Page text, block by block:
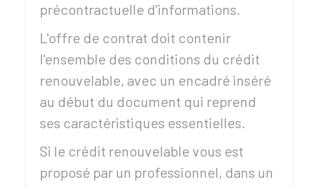
précontractuelle d'informations.
L'offre de contrat doit contenir
l'ensemble des conditions du crédit
renouvelable, avec un encadré inséré
au début du document qui reprend
ses caractéristiques essentielles.
Si le crédit renouvelable vous est
proposé par un professionnel, dans un